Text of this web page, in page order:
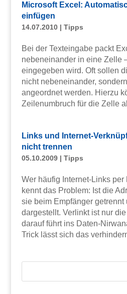
Microsoft Excel:
einfügen
14.07.2010| Tipps
Bei der Texteingabe packt
nebeneinander in eine Zelle
eingegeben wird. Oft sollen
nicht nebeneinander,
angeordnet werden. Hierzu
Zeilenumbruch für die Zelle
Links und Internet-
nicht trennen
05.10.2009| Tipps
Wer häufig Internet-Links per
kennt das Problem: Ist die
sie beim Empfänger
dargestellt. Verlinkt ist nur
darauf führt ins Daten-
Trick lässt sich das